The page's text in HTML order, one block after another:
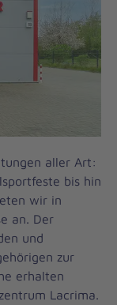
aller Art:
bis hin
wir in
an. Der
und
zur
erhalten
Lacrima.